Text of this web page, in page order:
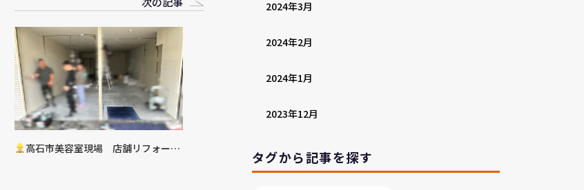
高石市美容室現場 店舗リフォーム
2024年3月
2024年2月
2024年1月
2023年12月
タグから記事を探す